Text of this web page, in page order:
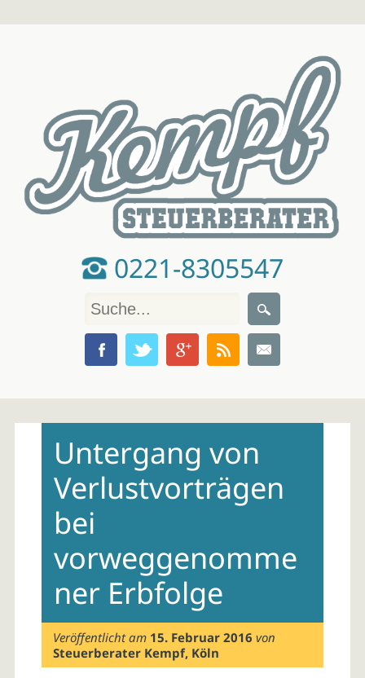
0221-8305547
contentUntergang von
Verlustvorträgen
bei
vorweggenomme
ner Erbfolge
Veröffentlicht am 15. Februar 2016 von
Steuerberater Kempf, Köln